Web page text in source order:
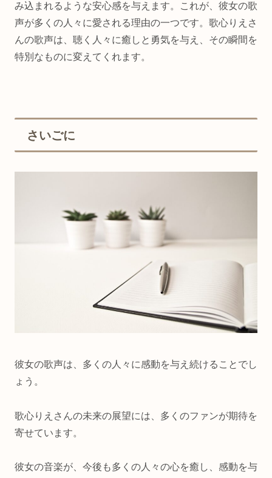
み込まれるような安心感を与えます。これが、彼女の歌
声が多くの人々に愛される理由の一つです。歌心りえさ
んの歌声は、聴く人々に癒しと勇気を与え、その瞬間を
特別なものに変えてくれます。
さいごに
彼女の歌声は、多くの人々に感動を与え続けることでし
ょう。
歌心りえさんの未来の展望には、多くのファンが期待を
寄せています。
彼女の音楽が、今後も多くの人々の心を癒し、感動を与